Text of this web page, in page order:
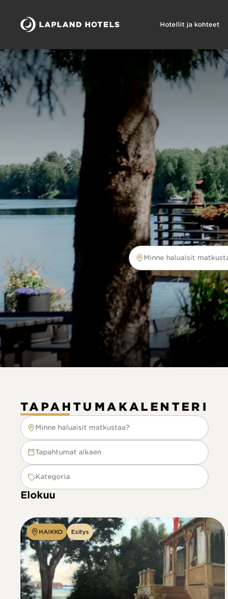
Hotellit ja kohteet
Minne haluaisit
Minne haluaisit
TAPAHTUMAKALENTERI
Minne haluaisit matkustaa?
Minne haluaisit matkustaa?
Tapahtumat alkaen
Kategoria
Elokuu
HAIKKO Esitys